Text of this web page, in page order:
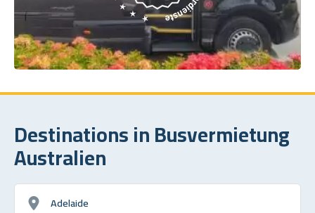
Destinations in Busvermietung
Australien
Adelaide